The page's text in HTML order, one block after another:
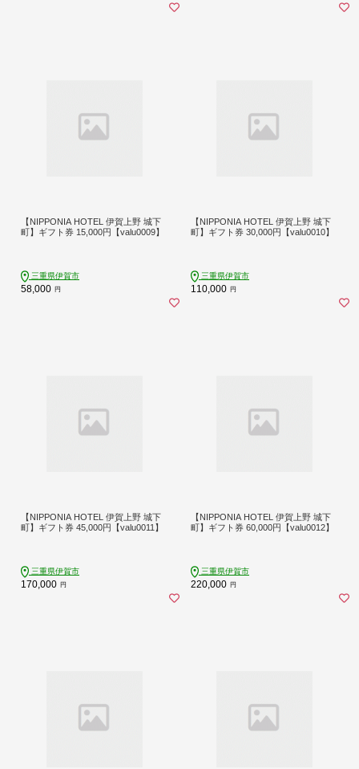
【NIPPONIA HOTEL 伊賀上野 城下
町】ギフト券 15,000円【valu0009】
三重県伊賀市
58,000 円
【NIPPONIA HOTEL 伊賀上野 城下
町】ギフト券 30,000円【valu0010】
三重県伊賀市
110,000 円
【NIPPONIA HOTEL 伊賀上野 城下
町】ギフト券 45,000円【valu0011】
三重県伊賀市
170,000 円
【NIPPONIA HOTEL 伊賀上野 城下
町】ギフト券 60,000円【valu0012】
三重県伊賀市
220,000 円